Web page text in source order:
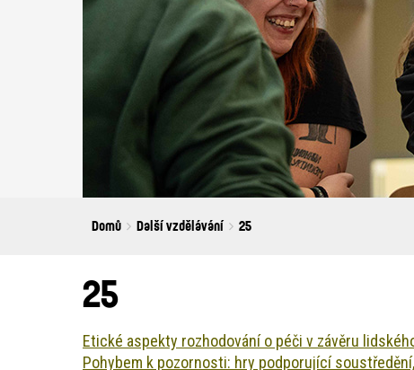
Breadcrumbs
You
Domů Další vzdělávání 25
25
Etické aspekty rozhodování o péči v závěru
Pohybem k pozornosti: hry podporující